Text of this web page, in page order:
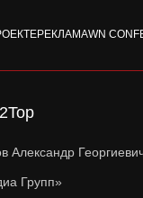
РЕКЛАМАWN
Александр
Групп»